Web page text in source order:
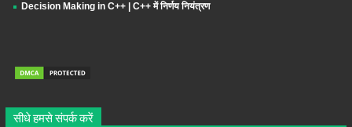
Decision Making in C++ | C++ में निर्णय नियंत्रण
सीधे हमसे संपर्क करें